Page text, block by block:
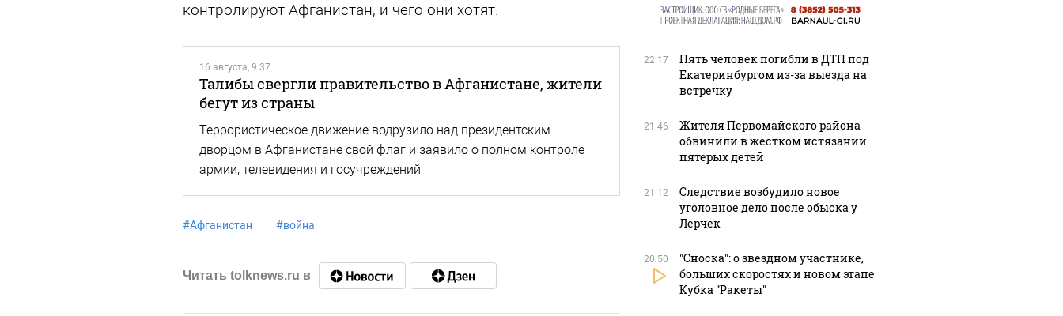
контролируют Афганистан, и чего они хотят.
16 августа, 9:37
Талибы свергли правительство в Афганистане, жители
бегут из страны
Террористическое движение водрузило над президентским
дворцом в Афганистане свой флаг и заявило о полном контроле
армии, телевидения и госучреждений
#Афганистан #война
Читать tolknews.ru в
22:17
Пять человек погибли в ДТП под
Екатеринбургом из-за выезда на
встречку
21:46
Жителя Первомайского района
обвинили в жестком истязании
пятерых детей
21:12
Следствие возбудило новое
уголовное дело после обыска у
Лерчек
20:50
"Сноска": о звездном участнике,
больших скоростях и новом этапе
Кубка "Ракеты"